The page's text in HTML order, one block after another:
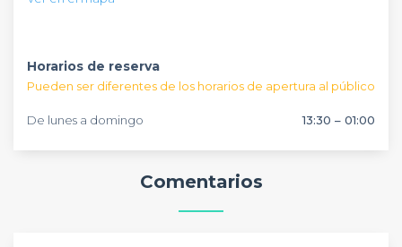
Horarios de reserva
Pueden ser diferentes de los horarios de apertura al público
De lunes a domingo 13:30 – 01:00
Comentarios